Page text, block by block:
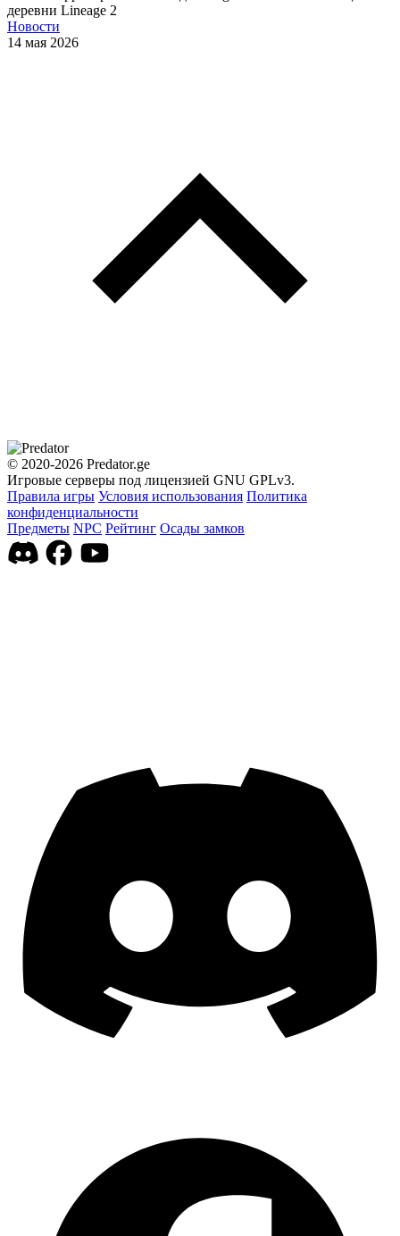
деревни Lineage 2
Новости
14 мая 2026
© 2020-2026 Predator.ge
Игровые серверы под лицензией GNU GPLv3.
Правила игры Условия использования Политика
конфиденциальности
Предметы NPC Рейтинг Осады замков